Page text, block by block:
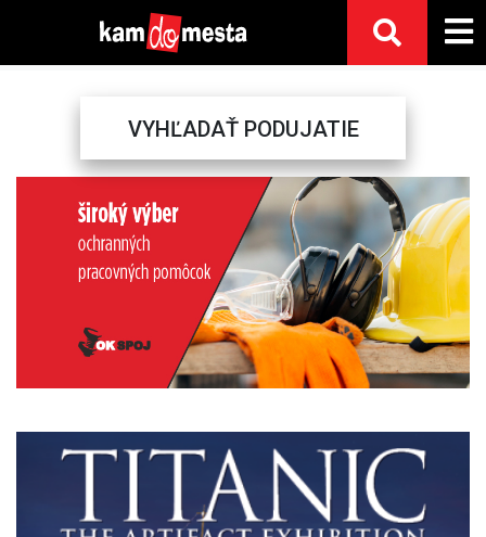
VYHĽADAŤ PODUJATIE
Next